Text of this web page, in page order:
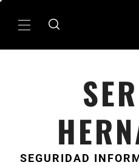
MenÃº
SEGURIDAD